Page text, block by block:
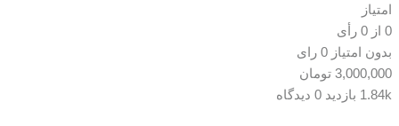
امتیاز
0 از 0 رأی
بدون امتیاز 0 رای
3,000,000 تومان
1.84k بازدید